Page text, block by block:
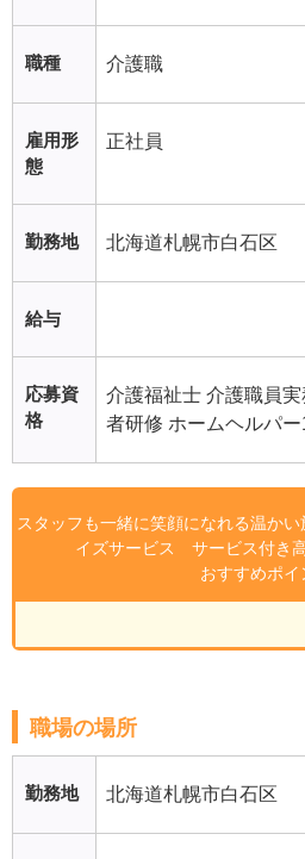
職種 介護職
雇用形
態
正社員
勤務地 北海道札幌市白石区
給与
応募資
格
介護福祉士 介護職員
者研修 ホームヘルパ
スタッフも一緒に笑顔になれる温か
イズサービス サービス付き
おすすめポイ
職場の場所
勤務地 北海道札幌市白石区